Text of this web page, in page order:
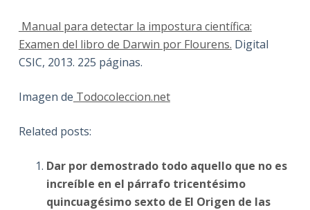
Manual para detectar la impostura científica:
Examen del libro de Darwin por Flourens. Digital
CSIC, 2013. 225 páginas.
Imagen de Todocoleccion.net
Related posts:
Dar por demostrado todo aquello que no es
increíble en el párrafo tricentésimo
quincuagésimo sexto de El Origen de las